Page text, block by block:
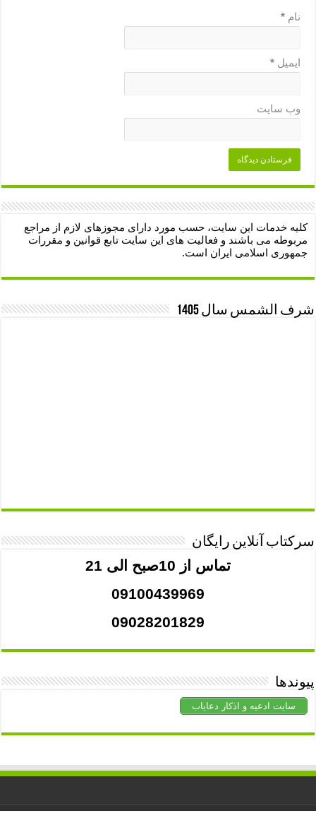
نام*
ایمیل*
وب‌ سایت
کلیه خدمات این سایت، حسب مورد دارای مجوزهای لازم از مراجع
مربوطه می باشند و فعالیت های این سایت تابع قوانین و مقررات
جمهوری اسلامی ایران است.
شرف الشمس سال 1405
سرکتاب آنلاین رایگان
تماس از 10صبح الی 21
09100439969
09028201829
پیوندها
سایت ادعیه و اذکار دعایاب